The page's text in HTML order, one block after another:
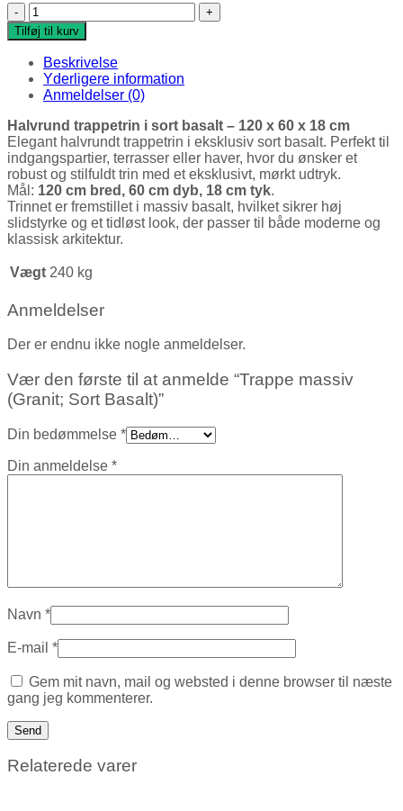
Trappe massiv (Granit; Sort Basalt) antal
Tilføj til kurv
Beskrivelse
Yderligere information
Anmeldelser (0)
Halvrund trappetrin i sort basalt – 120 x 60 x 18 cm
Elegant halvrundt trappetrin i eksklusiv sort basalt. Perfekt til
indgangspartier, terrasser eller haver, hvor du ønsker et
robust og stilfuldt trin med et eksklusivt, mørkt udtryk.
Mål: 120 cm bred, 60 cm dyb, 18 cm tyk.
Trinnet er fremstillet i massiv basalt, hvilket sikrer høj
slidstyrke og et tidløst look, der passer til både moderne og
klassisk arkitektur.
Vægt 240 kg
Anmeldelser
Der er endnu ikke nogle anmeldelser.
Vær den første til at anmelde “Trappe massiv
(Granit; Sort Basalt)”
Din bedømmelse *
Din anmeldelse *
Navn *
E-mail *
Gem mit navn, mail og websted i denne browser til næste
gang jeg kommenterer.
Relaterede varer